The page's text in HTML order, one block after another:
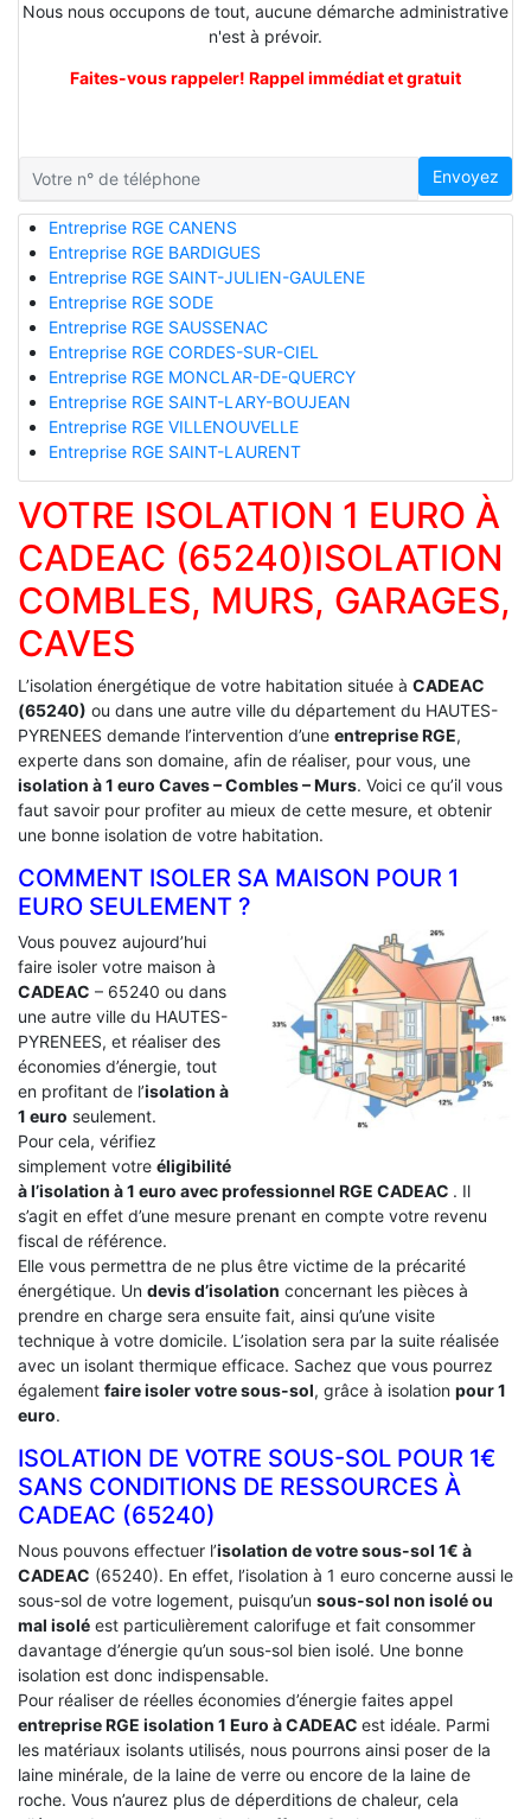
Nous nous occupons de tout, aucune démarche administrative
n'est à prévoir.
Faites-vous rappeler! Rappel immédiat et gratuit
Envoyez
Entreprise RGE CANENS
Entreprise RGE BARDIGUES
Entreprise RGE SAINT-JULIEN-GAULENE
Entreprise RGE SODE
Entreprise RGE SAUSSENAC
Entreprise RGE CORDES-SUR-CIEL
Entreprise RGE MONCLAR-DE-QUERCY
Entreprise RGE SAINT-LARY-BOUJEAN
Entreprise RGE VILLENOUVELLE
Entreprise RGE SAINT-LAURENT
VOTRE ISOLATION 1 EURO À
CADEAC (65240)ISOLATION
COMBLES, MURS, GARAGES,
CAVES
L’isolation énergétique de votre habitation située à CADEAC
(65240) ou dans une autre ville du département du HAUTES-
PYRENEES demande l’intervention d’une entreprise RGE,
experte dans son domaine, afin de réaliser, pour vous, une
isolation à 1 euro Caves – Combles – Murs. Voici ce qu’il vous
faut savoir pour profiter au mieux de cette mesure, et obtenir
une bonne isolation de votre habitation.
COMMENT ISOLER SA MAISON POUR 1
EURO SEULEMENT ?
Vous pouvez aujourd’hui
faire isoler votre maison à
CADEAC – 65240 ou dans
une autre ville du HAUTES-
PYRENEES, et réaliser des
économies d’énergie, tout
en profitant de l’isolation à
1 euro seulement.
Pour cela, vérifiez
simplement votre éligibilité
à l’isolation à 1 euro avec professionnel RGE CADEAC . Il
s’agit en effet d’une mesure prenant en compte votre revenu
fiscal de référence.
Elle vous permettra de ne plus être victime de la précarité
énergétique. Un devis d’isolation concernant les pièces à
prendre en charge sera ensuite fait, ainsi qu’une visite
technique à votre domicile. L’isolation sera par la suite réalisée
avec un isolant thermique efficace. Sachez que vous pourrez
également faire isoler votre sous-sol, grâce à isolation pour 1
euro.
ISOLATION DE VOTRE SOUS-SOL POUR 1€
SANS CONDITIONS DE RESSOURCES À
‎CADEAC (65240)
Nous pouvons effectuer l’isolation de votre sous-sol 1€ à
CADEAC (65240). En effet, l’isolation à 1 euro concerne aussi le
sous-sol de votre logement, puisqu’un sous-sol non isolé ou
mal isolé est particulièrement calorifuge et fait consommer
davantage d’énergie qu’un sous-sol bien isolé. Une bonne
isolation est donc indispensable.
Pour réaliser de réelles économies d’énergie faites appel
entreprise RGE isolation 1 Euro à CADEAC est idéale. Parmi
les matériaux isolants utilisés, nous pourrons ainsi poser de la
laine minérale, de la laine de verre ou encore de la laine de
roche. Vous n’aurez plus de déperditions de chaleur, cela